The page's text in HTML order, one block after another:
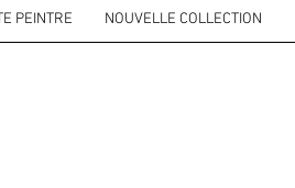
PEINTRE NOUVELLE COLLECTION